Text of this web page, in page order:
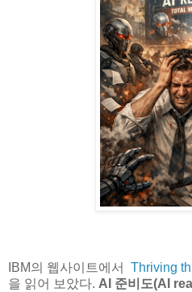
IBM의 웹사이트에서 Thriving
을 읽어 보았다. AI 준비도(AI